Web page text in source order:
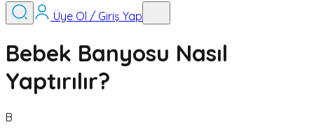
Üye Ol / Giriş Yap
Bebek Banyosu Nasıl
Yaptırılır?
B